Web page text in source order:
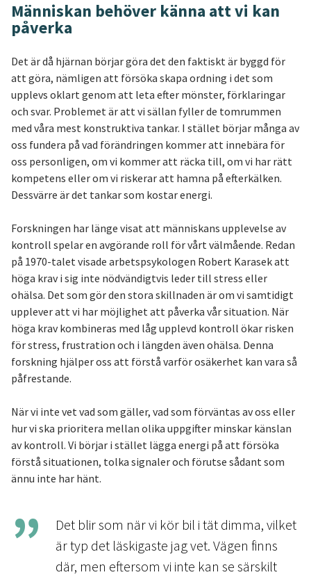
Människan behöver känna att vi kan
påverka
Det är då hjärnan börjar göra det den faktiskt är byggd för
att göra, nämligen att försöka skapa ordning i det som
upplevs oklart genom att leta efter mönster, förklaringar
och svar. Problemet är att vi sällan fyller de tomrummen
med våra mest konstruktiva tankar. I stället börjar många av
oss fundera på vad förändringen kommer att innebära för
oss personligen, om vi kommer att räcka till, om vi har rätt
kompetens eller om vi riskerar att hamna på efterkälken.
Dessvärre är det tankar som kostar energi.
Forskningen har länge visat att människans upplevelse av
kontroll spelar en avgörande roll för vårt välmående. Redan
på 1970-talet visade arbetspsykologen Robert Karasek att
höga krav i sig inte nödvändigtvis leder till stress eller
ohälsa. Det som gör den stora skillnaden är om vi samtidigt
upplever att vi har möjlighet att påverka vår situation. När
höga krav kombineras med låg upplevd kontroll ökar risken
för stress, frustration och i längden även ohälsa. Denna
forskning hjälper oss att förstå varför osäkerhet kan vara så
påfrestande.
När vi inte vet vad som gäller, vad som förväntas av oss eller
hur vi ska prioritera mellan olika uppgifter minskar känslan
av kontroll. Vi börjar i stället lägga energi på att försöka
förstå situationen, tolka signaler och förutse sådant som
ännu inte har hänt.
Det blir som när vi kör bil i tät dimma, vilket
är typ det läskigaste jag vet. Vägen finns
där, men eftersom vi inte kan se särskilt